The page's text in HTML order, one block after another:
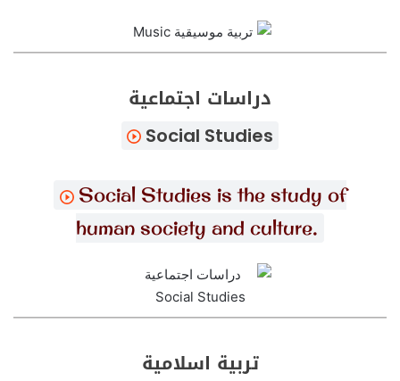
دراسات اجتماعية
Social Studies
Social Studies is the study of
human society and culture.
تربية اسلامية